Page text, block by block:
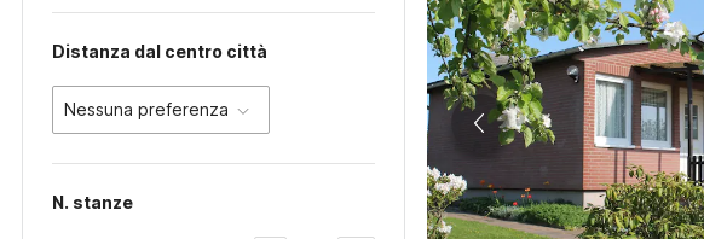
Distanza dal centro città
Nessuna preferenza
N. stanze